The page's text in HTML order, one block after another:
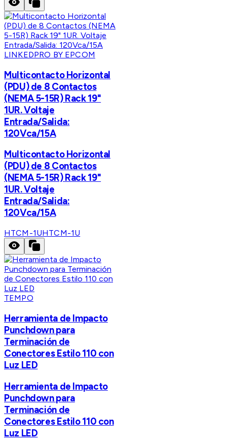
LINKEDPRO BY EPCOM
Multicontacto Horizontal
(PDU) de 8 Contactos
(NEMA 5-15R) Rack 19"
1UR. Voltaje
Entrada/Salida:
120Vca/15A
Multicontacto Horizontal
(PDU) de 8 Contactos
(NEMA 5-15R) Rack 19"
1UR. Voltaje
Entrada/Salida:
120Vca/15A
HTCM-1UHTCM-1U
TEMPO
Herramienta de Impacto
Punchdown para
Terminación de
Conectores Estilo 110 con
Luz LED
Herramienta de Impacto
Punchdown para
Terminación de
Conectores Estilo 110 con
Luz LED